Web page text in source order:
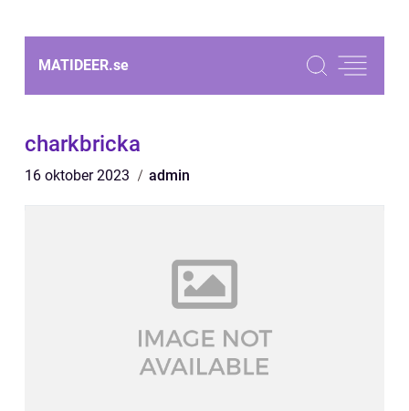
MATIDEER.se
charkbricka
16 oktober 2023 admin